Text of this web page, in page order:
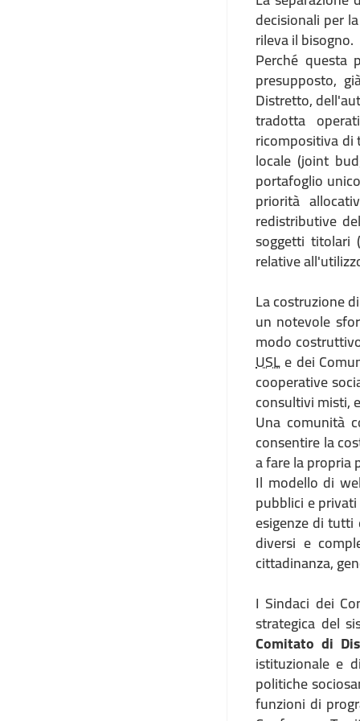
decisionali per
rileva il bisogno.
Perché questa
presupposto,
Distretto,
tradotta
ricompositiva di
locale (joint
portafoglio
priorità
redistributive
soggetti titolari
relative
La costruzione
un notevole
modo
USLe dei
cooperative
consultivi misti,
Una comunità
consentire la
a fare la propria
Il modello di
pubblici e
esigenze di
diversi e
cittadinanza,
I Sindaci dei
strategica del
Comitato di
istituzionale e
politiche
funzioni di